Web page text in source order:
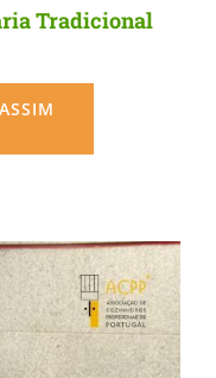
Tradicional